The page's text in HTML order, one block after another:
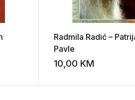
Add to wishlist
Radmila Radić –
Pavle
10,00 KM